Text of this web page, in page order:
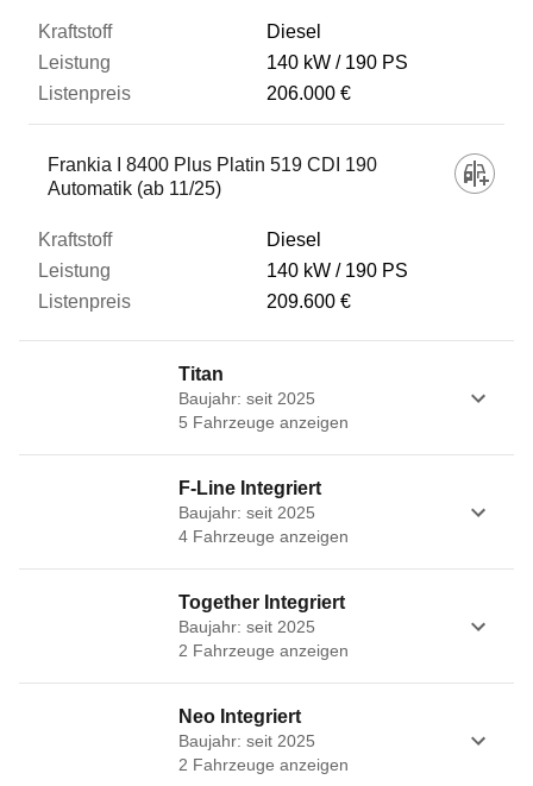
Diesel
140 kW
190 PS
206.000 €
Frankia I 8400 Plus Platin 519 CDI 190
Automatik (ab 11/25)
Diesel
140 kW
190 PS
209.600 €
Titan
Baujahr: seit 2025
5 Fahrzeuge anzeigen
F-Line Integriert
Baujahr: seit 2025
4 Fahrzeuge anzeigen
Together Integriert
Baujahr: seit 2025
2 Fahrzeuge anzeigen
Neo Integriert
Baujahr: seit 2025
2 Fahrzeuge anzeigen